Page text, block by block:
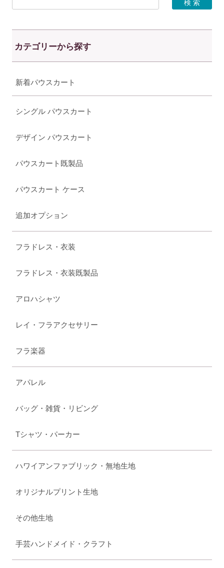
カテゴリーから探す
新着パウスカート
シングル パウスカート
デザイン パウスカート
パウスカート既製品
パウスカート ケース
追加オプション
フラドレス・衣装
フラドレス・衣装既製品
アロハシャツ
レイ・フラアクセサリー
フラ楽器
アパレル
バッグ・雑貨・リビング
Tシャツ・パーカー
ハワイアンファブリック・無地生地
オリジナルプリント生地
その他生地
手芸ハンドメイド・クラフト